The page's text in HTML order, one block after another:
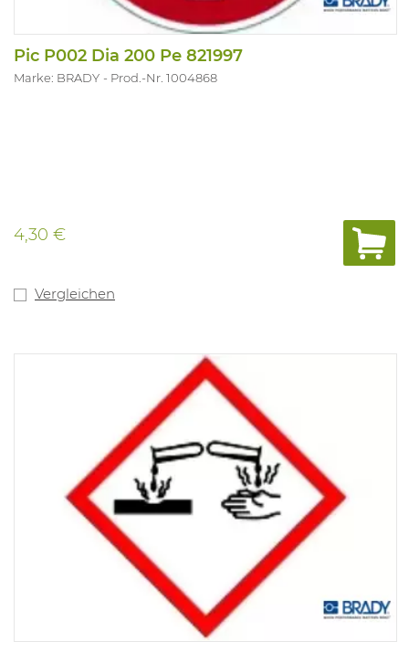
Pic P002 Dia 200 Pe 821997
Marke: BRADY Prod.-Nr. 1004868
4,30 €
Vergleichen